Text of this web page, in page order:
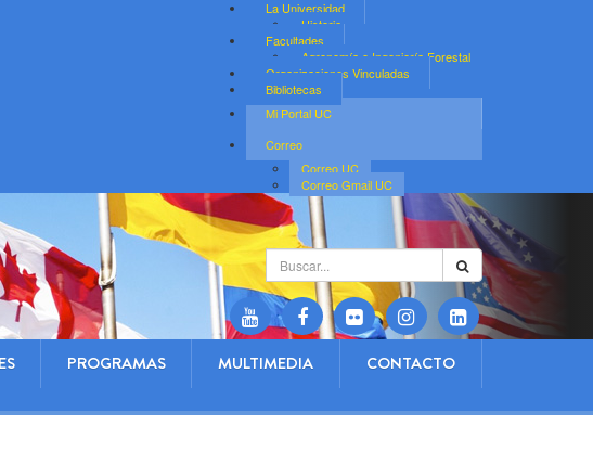
La Universidad
Historia
Facultades
Agronomía e Ingeniería Forestal
Organizaciones Vinculadas
Bibliotecas
Mi Portal UC
Correo
Correo UC
Correo Gmail UC
Buscar...
PROGRAMAS MULTIMEDIA CONTACTO